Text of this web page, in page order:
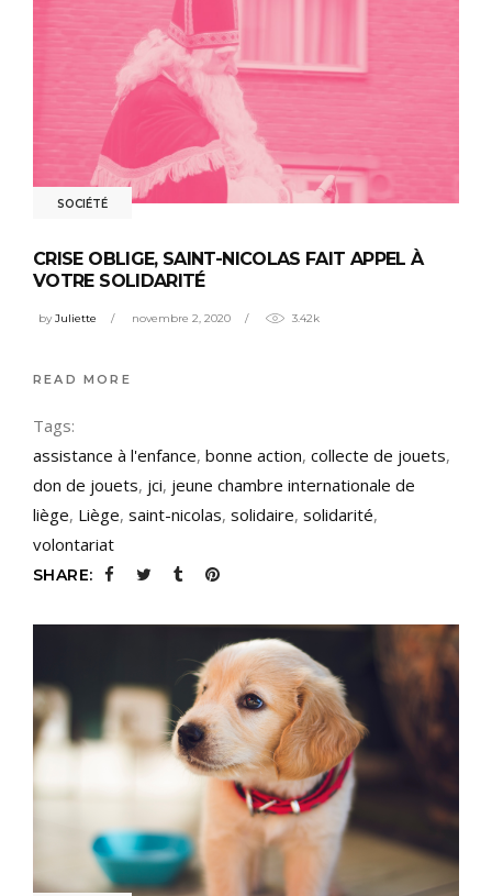
SOCIÉTÉ
CRISE OBLIGE, SAINT-NICOLAS FAIT APPEL À
VOTRE SOLIDARITÉ
byJuliette novembre 2, 2020 3.42k
READ MORE
Tags:
assistance à l'enfance, bonne action, collecte de jouets,
don de jouets, jci, jeune chambre internationale de
liège, Liège, saint-nicolas, solidaire, solidarité,
volontariat
SHARE: